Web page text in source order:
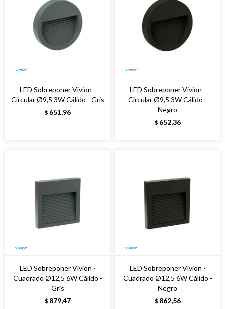
LED Sobreponer Vivion -
Circular Ø9,5 3W Cálido - Gris
$ 651,96
LED Sobreponer Vivion -
Circular Ø9,5 3W Cálido -
Negro
$ 652,36
LED Sobreponer Vivion -
Cuadrado Ø12,5 6W Cálido -
Gris
$ 879,47
LED Sobreponer Vivion -
Cuadrado Ø12,5 6W Cálido -
Negro
$ 862,56